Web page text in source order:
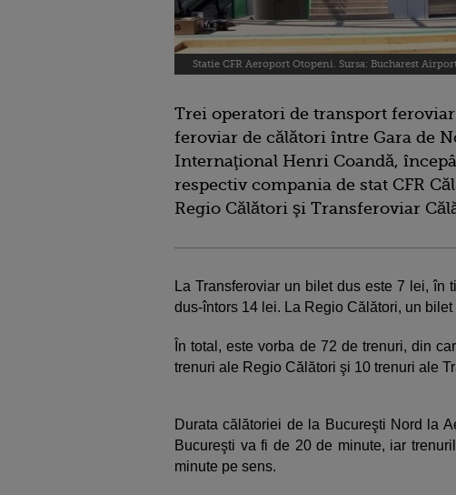
Statie CFR Aeroport Otopeni. Sursa: Bucharest
Trei operatori de transport
feroviar de călători între Gara de
Internaţional Henri Coandă,
respectiv compania de stat CFR
Regio Călători şi Transferoviar
La Transferoviar un bilet dus este 7 lei,
dus-întors 14 lei. La Regio Călători, un
În total, este vorba de 72 de trenuri, din
trenuri ale Regio Călători şi 10 trenuri ale
Durata călătoriei de la Bucureşti Nord la
Bucureşti va fi de 20 de minute, iar
minute pe sens.